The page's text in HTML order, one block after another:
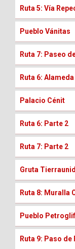
Ruta 5: Vía
Pueblo Vánitas
Ruta 7: Paseo
Ruta 6:
Palacio Cénit
Ruta 6: Parte 2
Ruta 7: Parte 2
Gruta
Ruta 8: Muralla
Pueblo
Ruta 9: Paso de